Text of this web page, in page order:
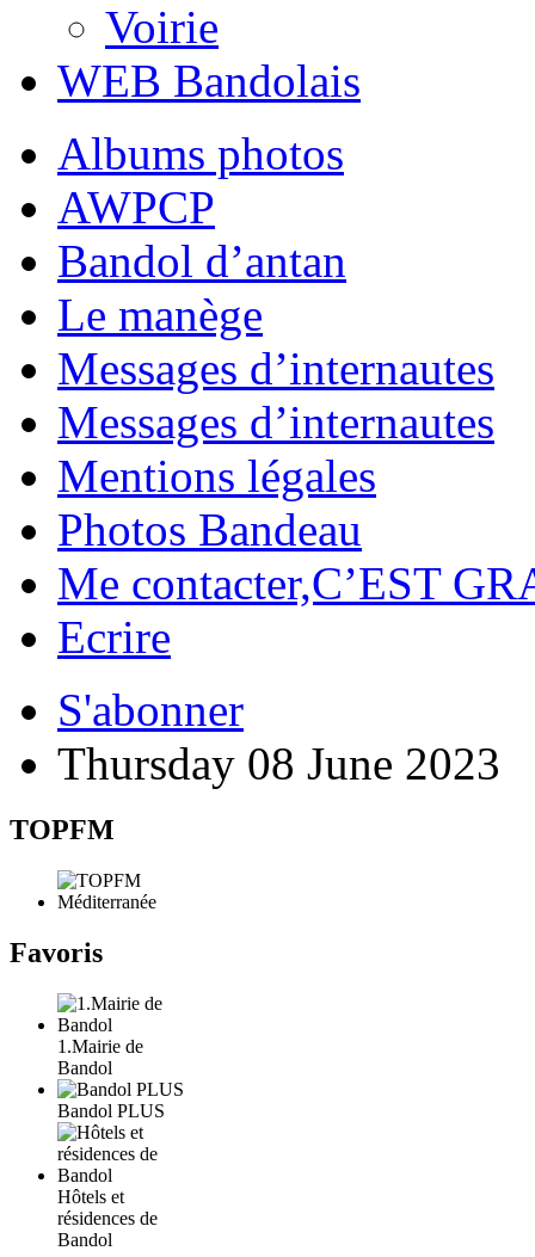
Voirie
WEB Bandolais
Albums photos
AWPCP
Bandol d’antan
Le manège
Messages d’internautes
Messages d’internautes
Mentions légales
Photos Bandeau
Me contacter,C’EST
Ecrire
S'abonner
Thursday 08 June 2023
TOPFM
Favoris
1.Mairie de
Bandol
Bandol PLUS
Hôtels et
résidences de
Bandol